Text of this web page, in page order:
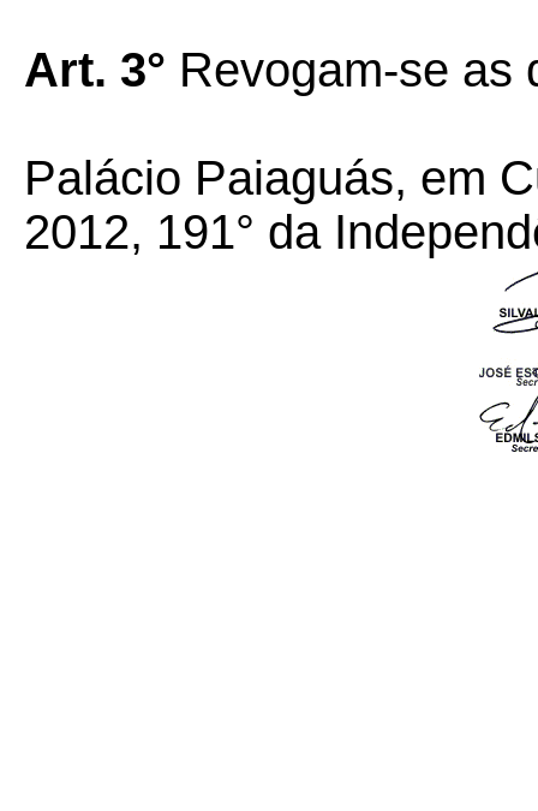
Art. 3° Revogam-se as
Palácio Paiaguás, em
2012, 191° da